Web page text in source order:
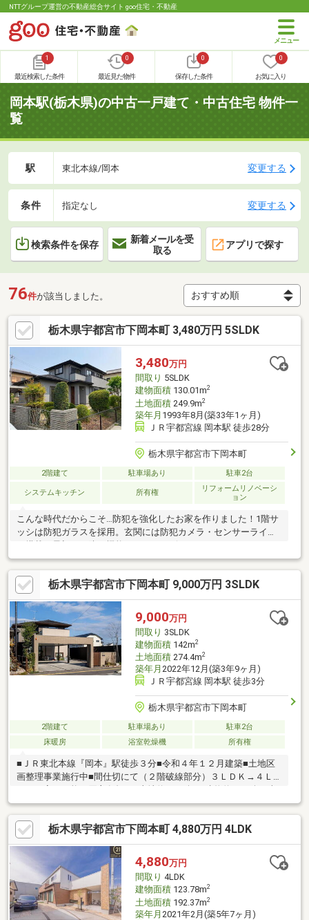
NTTグループ運営の不動産総合サイト goo住宅・不動産
1
最近検索した条件
0
最近見た物件
0
保存した条件
0
お気に入り
岡本駅(栃木県)の中古一戸建て・中古住宅 物件一
覧
駅 東北本線/岡本 変更する
条件 指定なし 変更する
検索条件を保存
新着メールを受
取る
アプリで探す
76件が該当しました。
栃木県宇都宮市下岡本町 3,480万円 5SLDK
3,480万円
間取り 5SLDK
建物面積130.01m2
土地面積249.9m2
築年月 1993年8月(築33年1ヶ月)
ＪＲ宇都宮線 岡本駅 徒歩28分
栃木県宇都宮市下岡本町
2階建て 駐車場あり 駐車2台
システムキッチン 所有権
リフォームリノベーシ
ョン
こんな時代だからこそ…防犯を強化したお家を作りました！1階サ
ッシは防犯ガラスを採用。玄関には防犯カメラ・センサーライト
スです。また他にも玄関横はフリースペースになっており、アウ
トドアグッズやボードを置いたり、室内干しスペースにも！LDK
は19帖と広々！ゆったりくつろげるヌックスペースも完備してお
ります。駐車は並列2台可能で、住んでから安心の5年間の瑕疵保
険付きです♪お気軽にお問合せください♪
栃木県宇都宮市下岡本町 9,000万円 3SLDK
9,000万円
間取り 3SLDK
建物面積142m2
土地面積274.4m2
築年月 2022年12月(築3年9ヶ月)
ＪＲ宇都宮線 岡本駅 徒歩3分
栃木県宇都宮市下岡本町
2階建て 駐車場あり
駐車2台
床暖房
浴室乾燥機 所有権
■ＪＲ東北本線『岡本』駅徒歩３分■令和４年１２月建築■土地区
画整理事業施行中■間仕切にて（２階破線部分）３ＬＤＫ→４Ｌ
東側道路に面す■ＬＤＫ約26.8帖◆◇◆充実の設備◆◇◆・陶板
外壁「ベルバーン」・太陽光発電システム（6.30KW）・エネファ
ーム・アイランドキッチン・食器洗乾燥機・床暖房（ＬＤ）・天
井埋込型空気清浄機「エアミー」・電動シャッター・電動シャッ
ター付ガレージ・ウッドデッキ・セコムホームセキュリティ
栃木県宇都宮市下岡本町 4,880万円 4LDK
4,880万円
間取り 4LDK
建物面積123.78m2
土地面積192.37m2
築年月 2021年2月(築5年7ヶ月)